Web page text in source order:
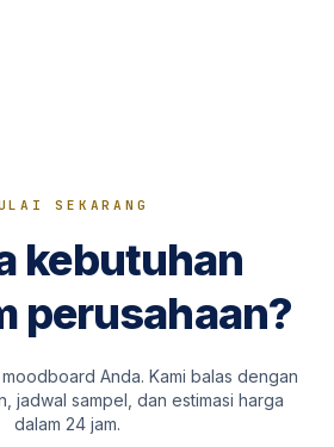
SEKARANG
kebutuhan
perusahaan?
Anda. Kami balas dengan
jadwal sampel, dan estimasi harga
dalam 24 jam.